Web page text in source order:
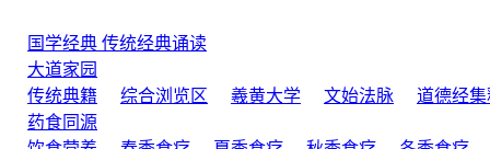
国学经典 传统经典诵读
大道家园
传统典籍
综合浏览区 羲黄大学 文始法脉
道德经集
药食同源